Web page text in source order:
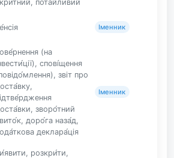
потайливий
Іменник
(на
спові́щення
звіт про
зворо́тний
доро́га наза́д,
деклара́ція
Іменник
розкри́ти,